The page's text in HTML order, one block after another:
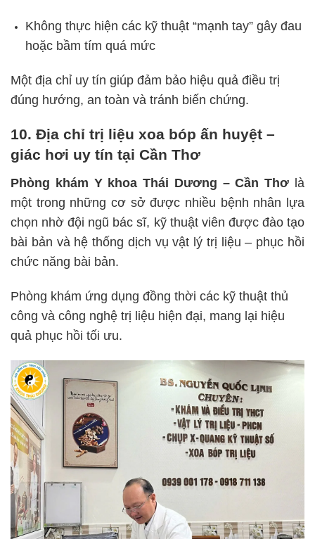
Không thực hiện các kỹ thuật “mạnh tay” gây đau
hoặc bầm tím quá mức
Một địa chỉ uy tín giúp đảm bảo hiệu quả điều trị
đúng hướng, an toàn và tránh biến chứng.
10. Địa chỉ trị liệu xoa bóp ấn huyệt –
giác hơi uy tín tại Cần Thơ
Phòng khám Y khoa Thái Dương – Cần Thơ là
một trong những cơ sở được nhiều bệnh nhân lựa
chọn nhờ đội ngũ bác sĩ, kỹ thuật viên được đào tạo
bài bản và hệ thống dịch vụ vật lý trị liệu – phục hồi
chức năng bài bản.
Phòng khám ứng dụng đồng thời các kỹ thuật thủ
công và công nghệ trị liệu hiện đại, mang lại hiệu
quả phục hồi tối ưu.